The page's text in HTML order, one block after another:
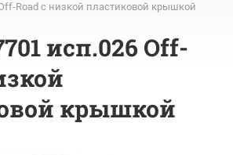
Road с низкой пластиковой крышкой
исп.026 Off-
крышкой